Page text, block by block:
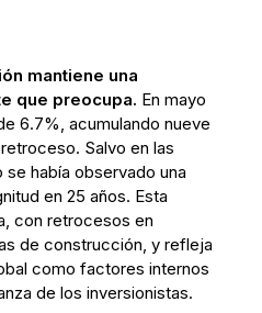
mantiene una
que preocupa. En mayo
6.7%, acumulando nueve
Salvo en las
había observado una
en 25 años. Esta
con retrocesos en
de construcción, y refleja
como factores internos
de los inversionistas.